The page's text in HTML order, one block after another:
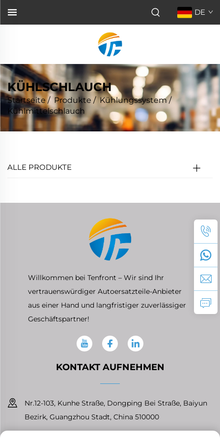
DE
KÜHLSCHLAUCH
Startseite / Produkte /Kühlungssystem/
Kühlmittelschlauch
ALLE PRODUKTE
Willkommen bei Tenfront – Wir sind Ihr
vertrauenswürdiger Autoersatzteile-Anbieter
aus einer Hand und langfristiger zuverlässiger
Geschäftspartner!
KONTAKT AUFNEHMEN
Nr.12-103, Kunhe Straße, Dongping Bei Straße, Baiyun
Bezirk, Guangzhou Stadt, China 510000